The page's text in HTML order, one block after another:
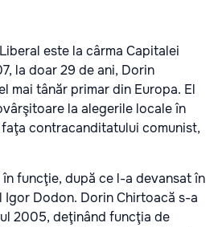
este la cârma Capitalei
la doar 29 de ani, Dorin
mai tânăr primar din Europa. El
la alegerile locale în
contracanditatului comunist,
în funcţie, după ce l-a devansat în
Dodon. Dorin Chirtoacă s-a
2005, deţinând funcţia de